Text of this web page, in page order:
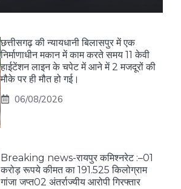
छत्तीसगढ़ की न्यायधानी बिलासपुर में एक
निर्माणाधीन मकान में काम करते समय 11 केवी
हाईटेंशन लाइन के चपेट में आने में 2 मजदूरों की
मौके पर ही मौत हो गई।
06/08/2026
Breaking news-रायपुर कमिश्नरेट :–01
करोड़ रूपये कीमत का 191.525 किलोग्राम
गांजा जप्त02 अंतर्राज्यीय आरोपी गिरफ्तार